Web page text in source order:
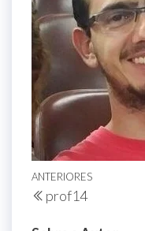
Navegação
de
Post
anterior
ANTERIORES
prof14